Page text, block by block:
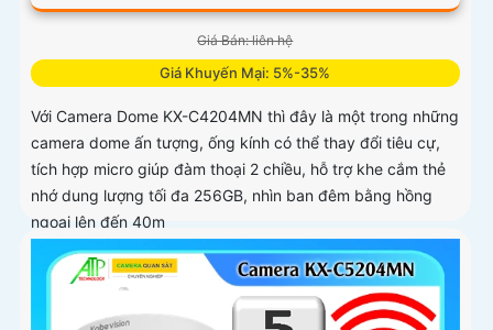
Giá Bán: liên hệ
Giá Khuyến Mại: 5%-35%
Với Camera Dome KX-C4204MN thì đây là một trong những
camera dome ấn tượng, ống kính có thể thay đổi tiêu cự,
tích hợp micro giúp đàm thoại 2 chiều, hỗ trợ khe cắm thẻ
nhớ dung lượng tối đa 256GB, nhìn ban đêm bằng hồng
ngoại lên đến 40m